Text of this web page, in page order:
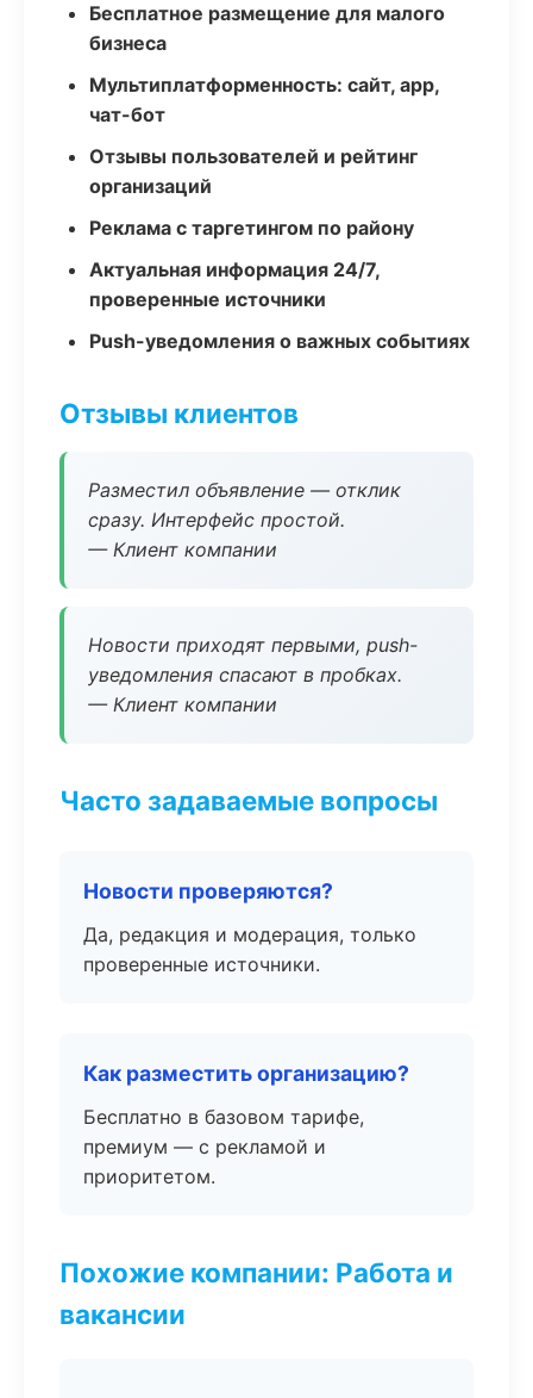
Бесплатное размещение для малого
бизнеса
Мультиплатформенность: сайт, app,
чат-бот
Отзывы пользователей и рейтинг
организаций
Реклама с таргетингом по району
Актуальная информация 24/7,
проверенные источники
Push-уведомления о важных событиях
Отзывы клиентов
Разместил объявление — отклик
сразу. Интерфейс простой.
— Клиент компании
Новости приходят первыми, push-
уведомления спасают в пробках.
— Клиент компании
Часто задаваемые вопросы
Новости проверяются?
Да, редакция и модерация, только
проверенные источники.
Как разместить организацию?
Бесплатно в базовом тарифе,
премиум — с рекламой и
приоритетом.
Похожие компании: Работа и
вакансии